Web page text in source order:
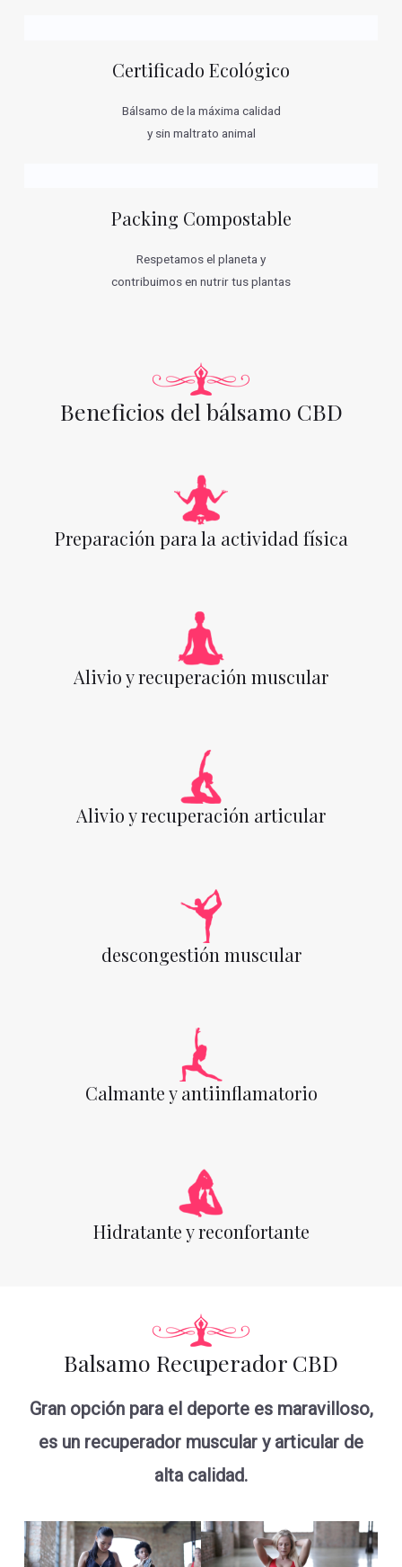
Certificado Ecológico
Bálsamo de la máxima calidad
y sin maltrato animal
Packing Compostable
Respetamos el planeta y
contribuimos en nutrir tus plantas
Beneficios del bálsamo CBD
Preparación para la actividad física
Alivio y recuperación muscular
Alivio y recuperación articular
descongestión muscular
Calmante y antiinflamatorio
Hidratante y reconfortante
Balsamo Recuperador CBD
Gran opción para el deporte es maravilloso,
es un recuperador muscular y articular de
alta calidad.